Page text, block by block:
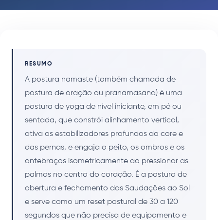
RESUMO
A postura namaste (também chamada de
postura de oração ou pranamasana) é uma
postura de yoga de nível iniciante, em pé ou
sentada, que constrói alinhamento vertical,
ativa os estabilizadores profundos do core e
das pernas, e engaja o peito, os ombros e os
antebraços isometricamente ao pressionar as
palmas no centro do coração. É a postura de
abertura e fechamento das Saudações ao Sol
e serve como um reset postural de 30 a 120
segundos que não precisa de equipamento e